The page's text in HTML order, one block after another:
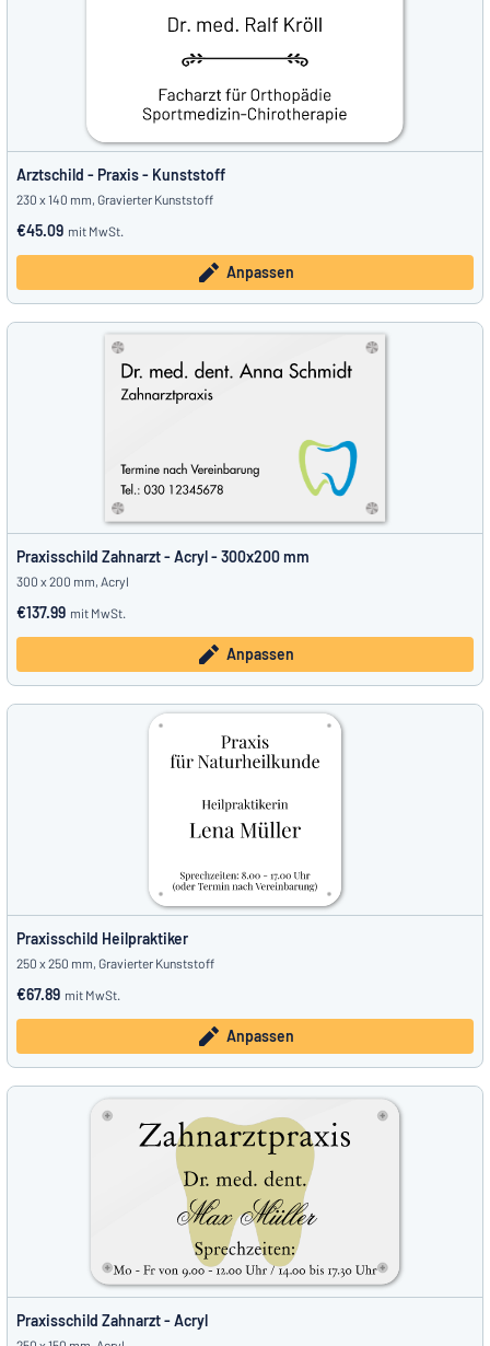
Arztschild - Praxis - Kunststoff
230 x 140 mm, Gravierter Kunststoff
€45.09 mit MwSt.
Anpassen
Praxisschild Zahnarzt - Acryl - 300x200 mm
300 x 200 mm, Acryl
€137.99 mit MwSt.
Anpassen
Praxisschild Heilpraktiker
250 x 250 mm, Gravierter Kunststoff
€67.89 mit MwSt.
Anpassen
Praxisschild Zahnarzt - Acryl